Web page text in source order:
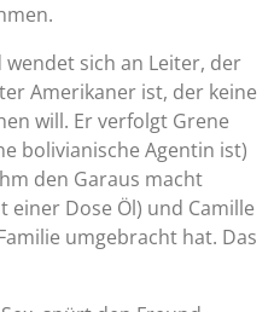
sich an Leiter, der
Amerikaner ist, der keine
will. Er verfolgt Grene
bolivianische Agentin ist)
den Garaus macht
einer Dose Öl) und Camille
umgebracht hat. Das